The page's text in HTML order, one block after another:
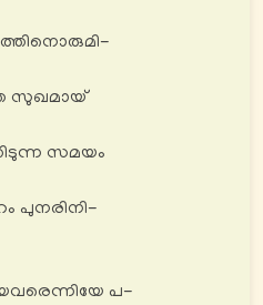
സുഖമായ്
സമയം
പുനരിനി-
പ-